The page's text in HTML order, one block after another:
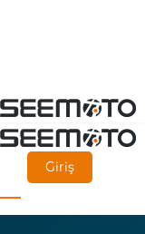
Ana
içeriğe
Giriş